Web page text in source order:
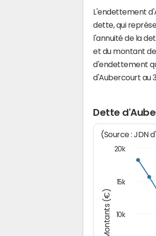
L'endettement
dette, qui
l'annuité de la
et du montant
d'endettement
d'Aubercourt au
Dette
Montants (€)
(Source : JDN
10k
15k
20k